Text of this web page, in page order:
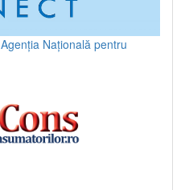
Agenția Națională pentru